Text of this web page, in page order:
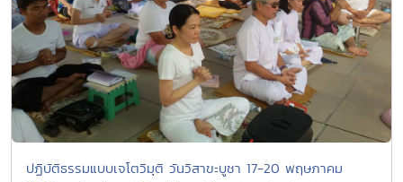
ปฏิบัติธรรมแบบเจโตวิมุติ วันวิสาขะบูชา 17-20 พฤษภาคม